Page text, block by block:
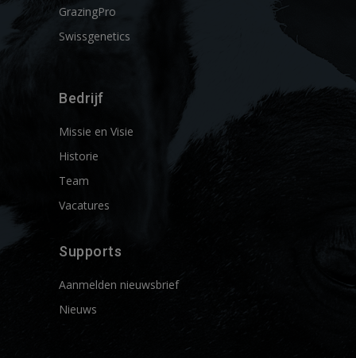
GrazingPro
Swissgenetics
Bedrijf
Missie en Visie
Historie
Team
Vacatures
Supports
Aanmelden nieuwsbrief
Nieuws